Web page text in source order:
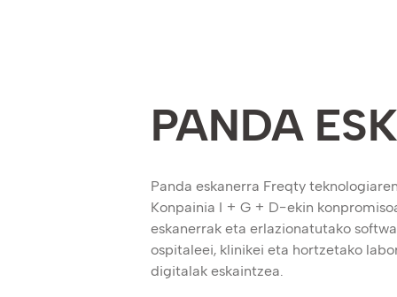
PANDA
Panda eskanerra Freqty
Konpainia I + G + D-ekin
eskanerrak eta erlazionatutako
ospitaleei, klinikei eta hortzetako
digitalak eskaintzea.